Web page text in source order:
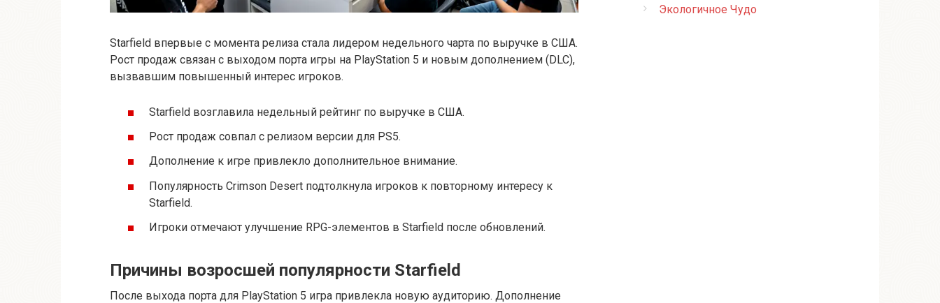
Starfield впервые с момента релиза стала лидером недельного чарта по выручке в США.
Рост продаж связан с выходом порта игры на PlayStation 5 и новым дополнением (DLC),
вызвавшим повышенный интерес игроков.
Starfield возглавила недельный рейтинг по выручке в США.
Рост продаж совпал с релизом версии для PS5.
Дополнение к игре привлекло дополнительное внимание.
Популярность Crimson Desert подтолкнула игроков к повторному интересу к
Starfield.
Игроки отмечают улучшение RPG-элементов в Starfield после обновлений.
Причины возросшей популярности Starfield
После выхода порта для PlayStation 5 игра привлекла новую аудиторию. Дополнение
Экологичное Чудо